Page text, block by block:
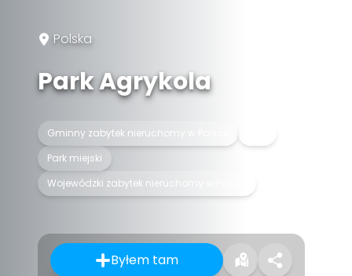
Polska
Park Agrykola
Gminny zabytek nieruchomy w Polsce
Park miejski
Wojewódzki zabytek nieruchomy w Polsce
Byłem tam